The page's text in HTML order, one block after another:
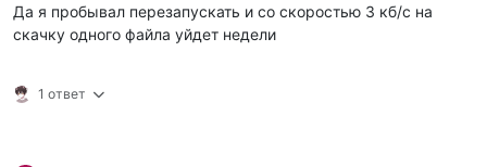
Да я пробывал перезапускать и со скоростью 3 кб/c на
скачку одного файла уйдет недели
1 ответ